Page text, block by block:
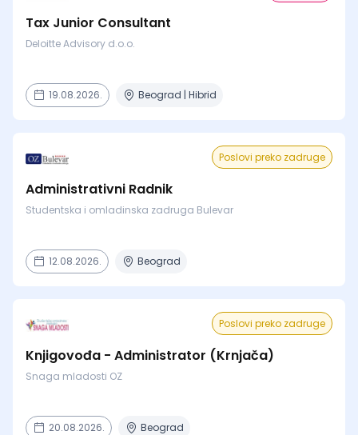
Tax Junior Consultant
Deloitte Advisory d.o.o.
19.08.2026. Beograd | Hibrid
Poslovi preko zadruge
Administrativni Radnik
Studentska i omladinska zadruga Bulevar
12.08.2026. Beograd
Poslovi preko zadruge
Knjigovođa - Administrator (Krnjača)
Snaga mladosti OZ
20.08.2026. Beograd